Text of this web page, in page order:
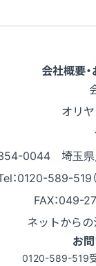
会社概要
オリ
0044 埼玉県
：0120-589-519
FAX：049-
ネットから
お
0120-589-519